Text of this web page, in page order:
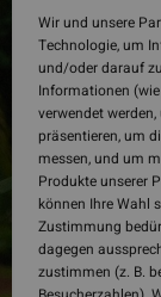
Wir und unsere
Technologie, um
und/oder darauf
Informationen
verwendet
präsentieren, um
messen, und um
Produkte unserer
können Ihre Wahl
Zustimmung
dagegen
zustimmen (z. B.